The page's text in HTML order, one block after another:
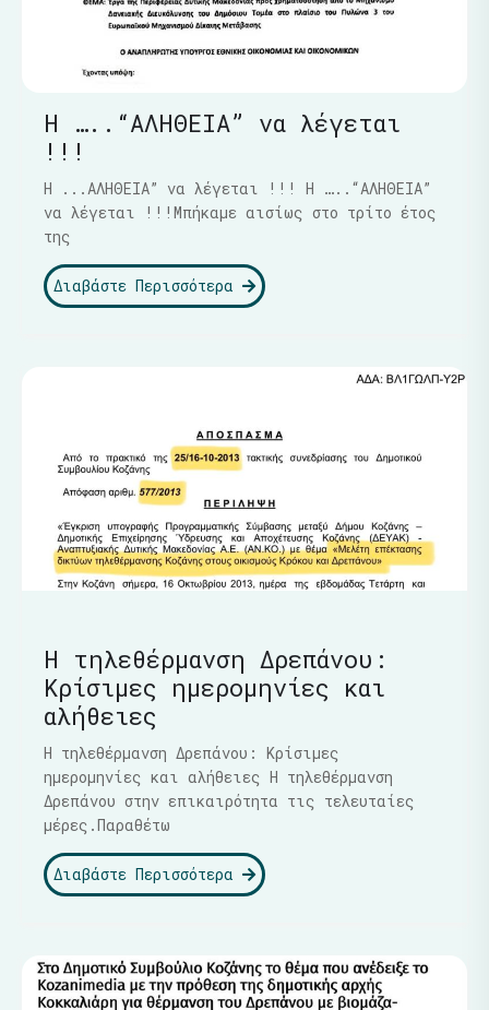
Η …..“ΑΛΗΘΕΙΑ” να λέγεται
!!!
Η ...ΑΛΗΘΕΙΑ” να λέγεται !!! Η …..“ΑΛΗΘΕΙΑ”
να λέγεται !!!Μπήκαμε αισίως στο τρίτο έτος
της
Διαβάστε Περισσότερα
Η τηλεθέρμανση Δρεπάνου:
Κρίσιμες ημερομηνίες και
αλήθειες
Η τηλεθέρμανση Δρεπάνου: Κρίσιμες
ημερομηνίες και αλήθειες Η τηλεθέρμανση
Δρεπάνου στην επικαιρότητα τις τελευταίες
μέρες.Παραθέτω
Διαβάστε Περισσότερα